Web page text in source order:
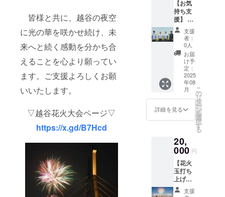
皆様と共に、越谷の夜空
に光の華を咲かせ続け、未
来へと続く感動を分かち合
えることを心より願ってい
ます。ご支援よろしくお願
いいたします。
▽越谷花火大会ページ▽
https://x.gd/B7Hcd
間 ・掲
載方
法：文
字のみ
・注意
事項：
ご支援
時、必
ず備考
欄に掲
載を希
望され
前をご
記入く
版クラ
ウド
ファン
ディン
グ（ふ
るさと
納税）
ださ
い。
火師が
丁寧に
打ち上
げ、皆
様の願
いや想
いを込
めた一
発が、
感動の
瞬間を
演出し
ます。
※このリ
ターン
と同じ
内容に
なりま
す。 ※
特設
ページ
【お気
持ち支
援】 大
会終了
後、感
謝の気
持ちを
込めて
お礼の
メッ
セージ
をお送
りしま
す。 ※※
このリ
ターン
円のリ
ターン
と同じ
内容に
なりま
す。 ※
自治体
支援
者：
0人
お届
け予
定：
2025
年08
月
詳細を見る
こ
の
リ
タ
ー
ン
を
選
択
す
る
20,
000 円
【花火
玉打ち
上げ支
援】本
リター
支援